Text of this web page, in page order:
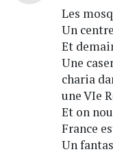
Les
Un
Et
Une
charia
une VIe
Et on
France
Un